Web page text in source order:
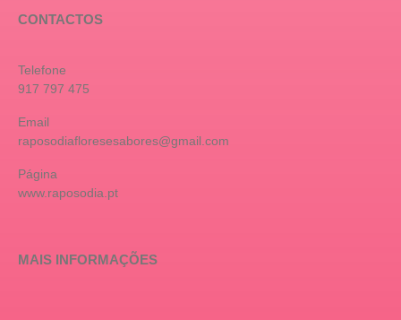
CONTACTOS
Telefone
917 797 475
Email
raposodiafloresesabores@gmail.com
Página
www.raposodia.pt
MAIS INFORMAÇÕES